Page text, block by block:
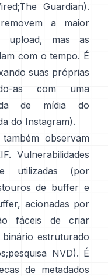
;The Guardian).
a maior
upload, mas as
com o tempo. É
suas próprias
as com uma
de mídia do
do Instagram).
observam
Vulnerabilidades
utilizadas (por
de buffer e
acionadas por
fáceis de criar
estruturado
;pesquisa NVD). É
de metadados